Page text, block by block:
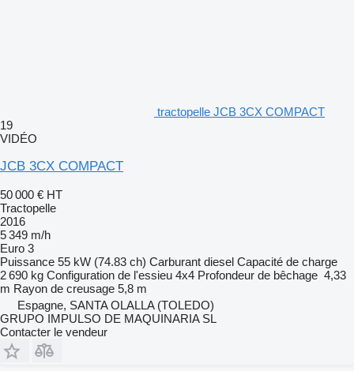
tractopelle JCB 3CX COMPACT
19
VIDÉO
JCB 3CX COMPACT
50 000 € HT
Tractopelle
2016
5 349 m/h
Euro 3
Puissance 55 kW (74.83 ch) Carburant diesel Capacité de charge
2 690 kg Configuration de l'essieu 4x4 Profondeur de bêchage 4,33
m Rayon de creusage 5,8 m
Espagne, SANTA OLALLA (TOLEDO)
GRUPO IMPULSO DE MAQUINARIA SL
Contacter le vendeur